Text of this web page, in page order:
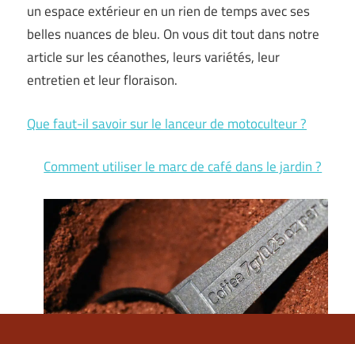
un espace extérieur en un rien de temps avec ses
belles nuances de bleu. On vous dit tout dans notre
article sur les céanothes, leurs variétés, leur
entretien et leur floraison.
Que faut-il savoir sur le lanceur de motoculteur ?
Comment utiliser le marc de café dans le jardin ?